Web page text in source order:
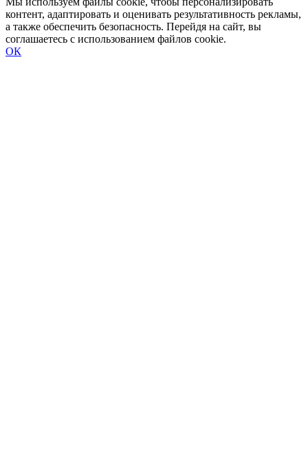
контент, адаптировать и оценивать результативность рекламы,
а также обеспечить безопасность. Перейдя на сайт, вы
соглашаетесь с использованием файлов cookie.
ОК